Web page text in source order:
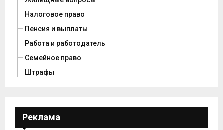
Налоговое право
Пенсия и выплаты
Работа и работодатель
Семейное право
Штрафы
Реклама